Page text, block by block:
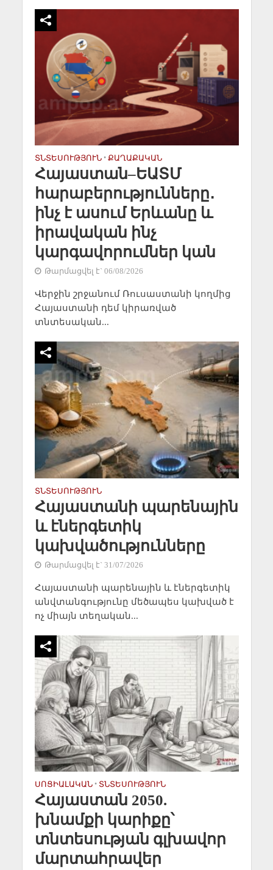
ՏՆՏԵՍՈՒԹՅՈՒՆ • ՔԱՂԱՔԱԿԱՆ
Հայաստան–ԵԱՏՄ
հարաբերությունները․
ինչ է ասում Երևանը և
իրավական ինչ
կարգավորումներ կան
Թարմացվել է` 06/08/2026
Վերջին շրջանում Ռուսաստանի կողմից
Հայաստանի դեմ կիրառված
տնտեսական...
ՏՆՏԵՍՈՒԹՅՈՒՆ
Հայաստանի պարենային
և էներգետիկ
կախվածությունները
Թարմացվել է` 31/07/2026
Հայաստանի պարենային և էներգետիկ
անվտանգությունը մեծապես կախված է
ոչ միայն տեղական...
ՍՈՑԻԱԼԱԿԱՆ • ՏՆՏԵՍՈՒԹՅՈՒՆ
Հայաստան 2050.
խնամքի կարիքը՝
տնտեսության գլխավոր
մարտահրավեր